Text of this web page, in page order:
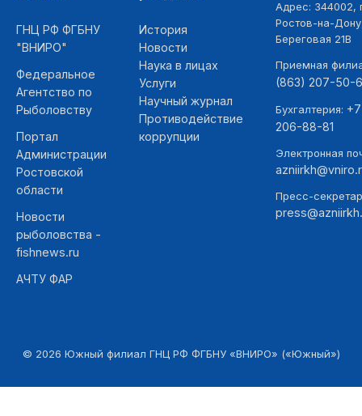
ГНЦ РФ ФГБНУ
"ВНИРО"
Федеральное
Агентство по
Рыболовству
Портал
Администрации
Ростовской
области
Новости
рыболовства -
fishnews.ru
АЧТУ ФАР
История
Новости
Наука в лицах
Услуги
Научный журнал
Противодействие
коррупции
Адрес: 344002,
Ростов-на-
Береговая 21В
Приемная
(863) 207-50-
Бухгалтерия:
206-88-81
Электронная
Пресс-
© 2026 Южный филиал ГНЦ РФ ФГБНУ «ВНИРО» («Южный»)